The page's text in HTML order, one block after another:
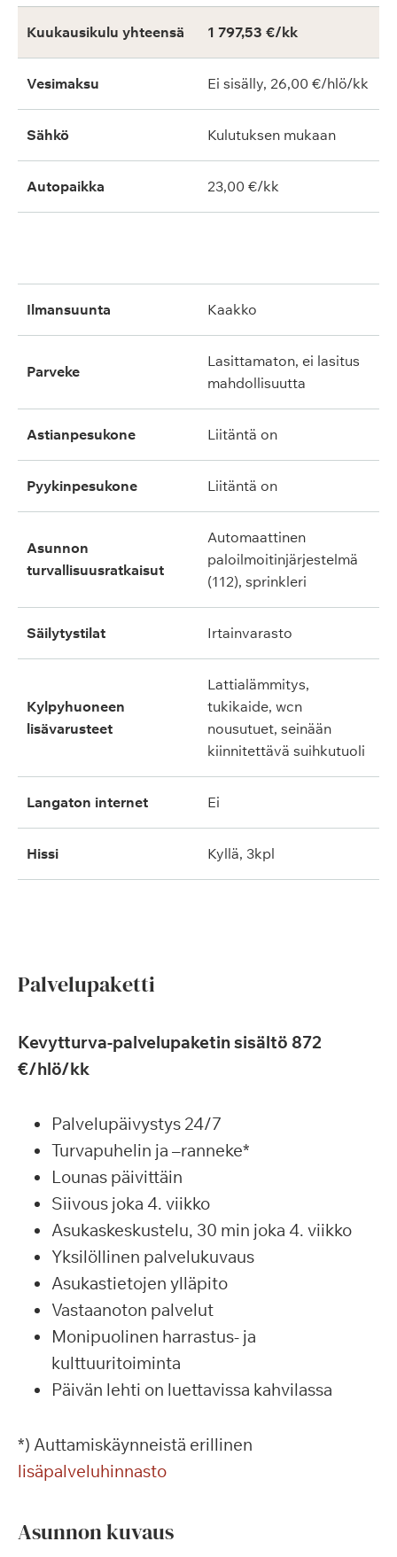
Kuukausikulu yhteensä 1 797,53 €/kk
Vesimaksu Ei sisälly, 26,00 €/hlö/kk
Sähkö Kulutuksen mukaan
Autopaikka 23,00 €/kk
ilmansuunta kaakko
parveke
lasittamaton, ei lasitus
mahdollisuutta
astianpesukone liitäntä on
pyykinpesukone liitäntä on
asunnon
turvallisuusratkaisut
automaattinen
paloilmoitinjärjestelmä
(112), sprinkleri
säilytystilat irtainvarasto
kylpyhuoneen
lisävarusteet
lattialämmitys,
tukikaide, wcn
nousutuet, seinään
kiinnitettävä suihkutuoli
langaton internet ei
hissi kyllä, 3kpl
Palvelupaketti
Kevytturva-palvelupaketin sisältö 872
€/hlö/kk
Palvelupäivystys 24/7
Turvapuhelin ja –ranneke*
Lounas päivittäin
Siivous joka 4. viikko
Asukaskeskustelu, 30 min joka 4. viikko
Yksilöllinen palvelukuvaus
Asukastietojen ylläpito
Vastaanoton palvelut
Monipuolinen harrastus- ja
kulttuuritoiminta
Päivän lehti on luettavissa kahvilassa
*) Auttamiskäynneistä erillinen
lisäpalveluhinnasto
Asunnon kuvaus